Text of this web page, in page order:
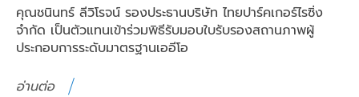
คุณชนินทร์ ลีวิโรจน์ รองประธานบริษัท ไทยปาร์คเกอร์ไรซิ่ง
จำกัด เป็นตัวแทนเข้าร่วมพิธีรับมอบใบรับรองสถานภาพผู้
ประกอบการระดับมาตรฐานเออีโอ
อ่านต่อ